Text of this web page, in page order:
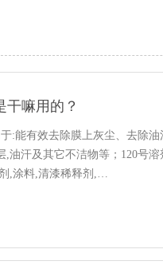
干嘛用的？
:能有效去除膜上灰尘、去除
,油汗及其它不洁物等；120号
,涂料,清漆稀释剂,…